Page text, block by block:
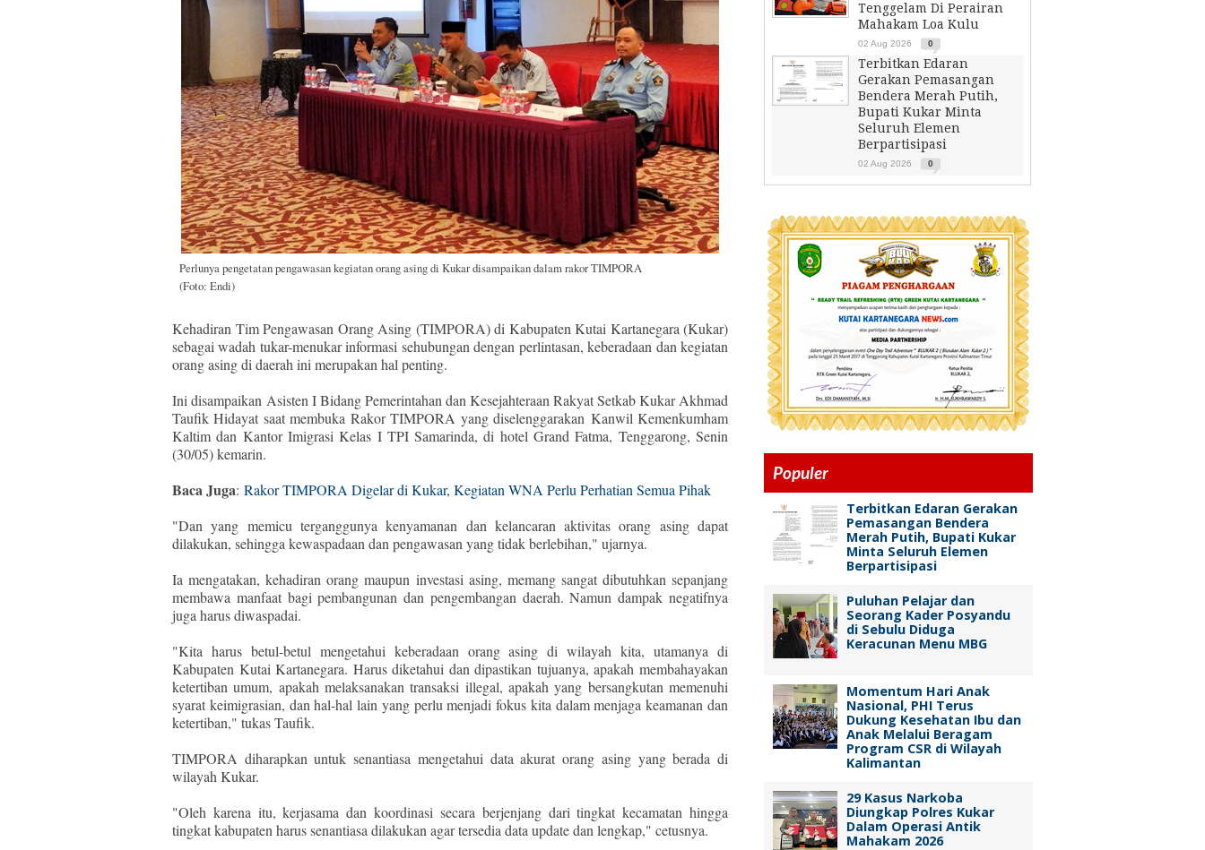
Perlunya pengetatan pengawasan kegiatan orang asing di Kukar disampaikan dalam rakor TIMPORA
(Foto: Endi)
Kehadiran Tim Pengawasan Orang Asing (TIMPORA) di Kabupaten Kutai Kartanegara (Kukar)
sebagai wadah tukar-menukar informasi sehubungan dengan perlintasan, keberadaan dan kegiatan
orang asing di daerah ini merupakan hal penting.
Ini disampaikan Asisten I Bidang Pemerintahan dan Kesejahteraan Rakyat Setkab Kukar Akhmad
Taufik Hidayat saat membuka Rakor TIMPORA yang diselenggarakan Kanwil Kemenkumham
Kaltim dan Kantor Imigrasi Kelas I TPI Samarinda, di hotel Grand Fatma, Tenggarong, Senin
(30/05) kemarin.
Baca Juga: Rakor TIMPORA Digelar di Kukar, Kegiatan WNA Perlu Perhatian Semua Pihak
"Dan yang memicu terganggunya kenyamanan dan kelancaran aktivitas orang asing dapat
dilakukan, sehingga kewaspadaan dan pengawasan yang tidak berlebihan," ujarnya.
Ia mengatakan, kehadiran orang maupun investasi asing, memang sangat dibutuhkan sepanjang
membawa manfaat bagi pembangunan dan pengembangan daerah. Namun dampak negatifnya
juga harus diwaspadai.
"Kita harus betul-betul mengetahui keberadaan orang asing di wilayah kita, utamanya di
Kabupaten Kutai Kartanegara. Harus diketahui dan dipastikan tujuanya, apakah membahayakan
ketertiban umum, apakah melaksanakan transaksi illegal, apakah yang bersangkutan memenuhi
syarat keimigrasian, dan hal-hal lain yang perlu menjadi fokus kita dalam menjaga keamanan dan
ketertiban," tukas Taufik.
TIMPORA diharapkan untuk senantiasa mengetahui data akurat orang asing yang berada di
wilayah Kukar.
"Oleh karena itu, kerjasama dan koordinasi secara berjenjang dari tingkat kecamatan hingga
tingkat kabupaten harus senantiasa dilakukan agar tersedia data update dan lengkap," cetusnya.
Tenggelam Di Perairan
Mahakam Loa Kulu
02 Aug 2026 0
Terbitkan Edaran
Gerakan Pemasangan
Bendera Merah Putih,
Bupati Kukar Minta
Seluruh Elemen
Berpartisipasi
02 Aug 2026 0
Populer
Terbitkan Edaran Gerakan
Pemasangan Bendera
Merah Putih, Bupati Kukar
Minta Seluruh Elemen
Berpartisipasi
Puluhan Pelajar dan
Seorang Kader Posyandu
di Sebulu Diduga
Keracunan Menu MBG
Momentum Hari Anak
Nasional, PHI Terus
Dukung Kesehatan Ibu dan
Anak Melalui Beragam
Program CSR di Wilayah
Kalimantan
29 Kasus Narkoba
Diungkap Polres Kukar
Dalam Operasi Antik
Mahakam 2026